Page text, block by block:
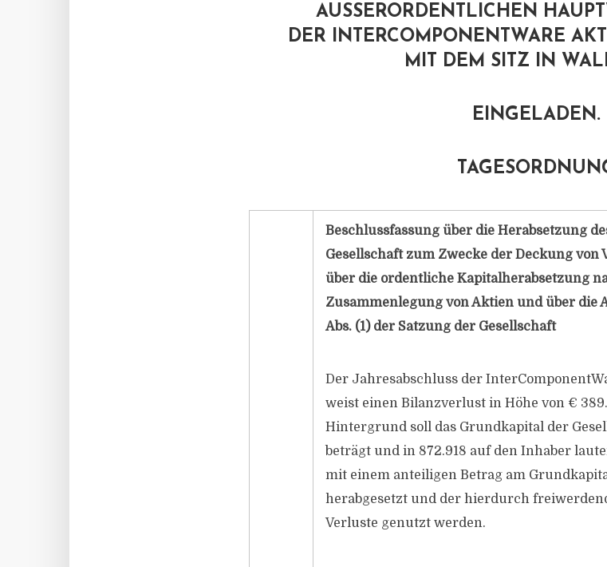
AUSSERORDENTLICHEN
DER INTERCOMPONENTWARE
MIT DEM SITZ IN
EINGELADEN.
Beschlussfassung über die Herabsetzung
Gesellschaft zum Zwecke der Deckung
über die ordentliche Kapitalherabsetzung
Zusammenlegung von Aktien und über die
Abs. (1) der Satzung der Gesellschaft
Der Jahresabschluss der
weist einen Bilanzverlust in Höhe von €
Hintergrund soll das Grundkapital der
beträgt und in 872.918 auf den Inhaber
mit einem anteiligen Betrag am
herabgesetzt und der hierdurch
Verluste genutzt werden.